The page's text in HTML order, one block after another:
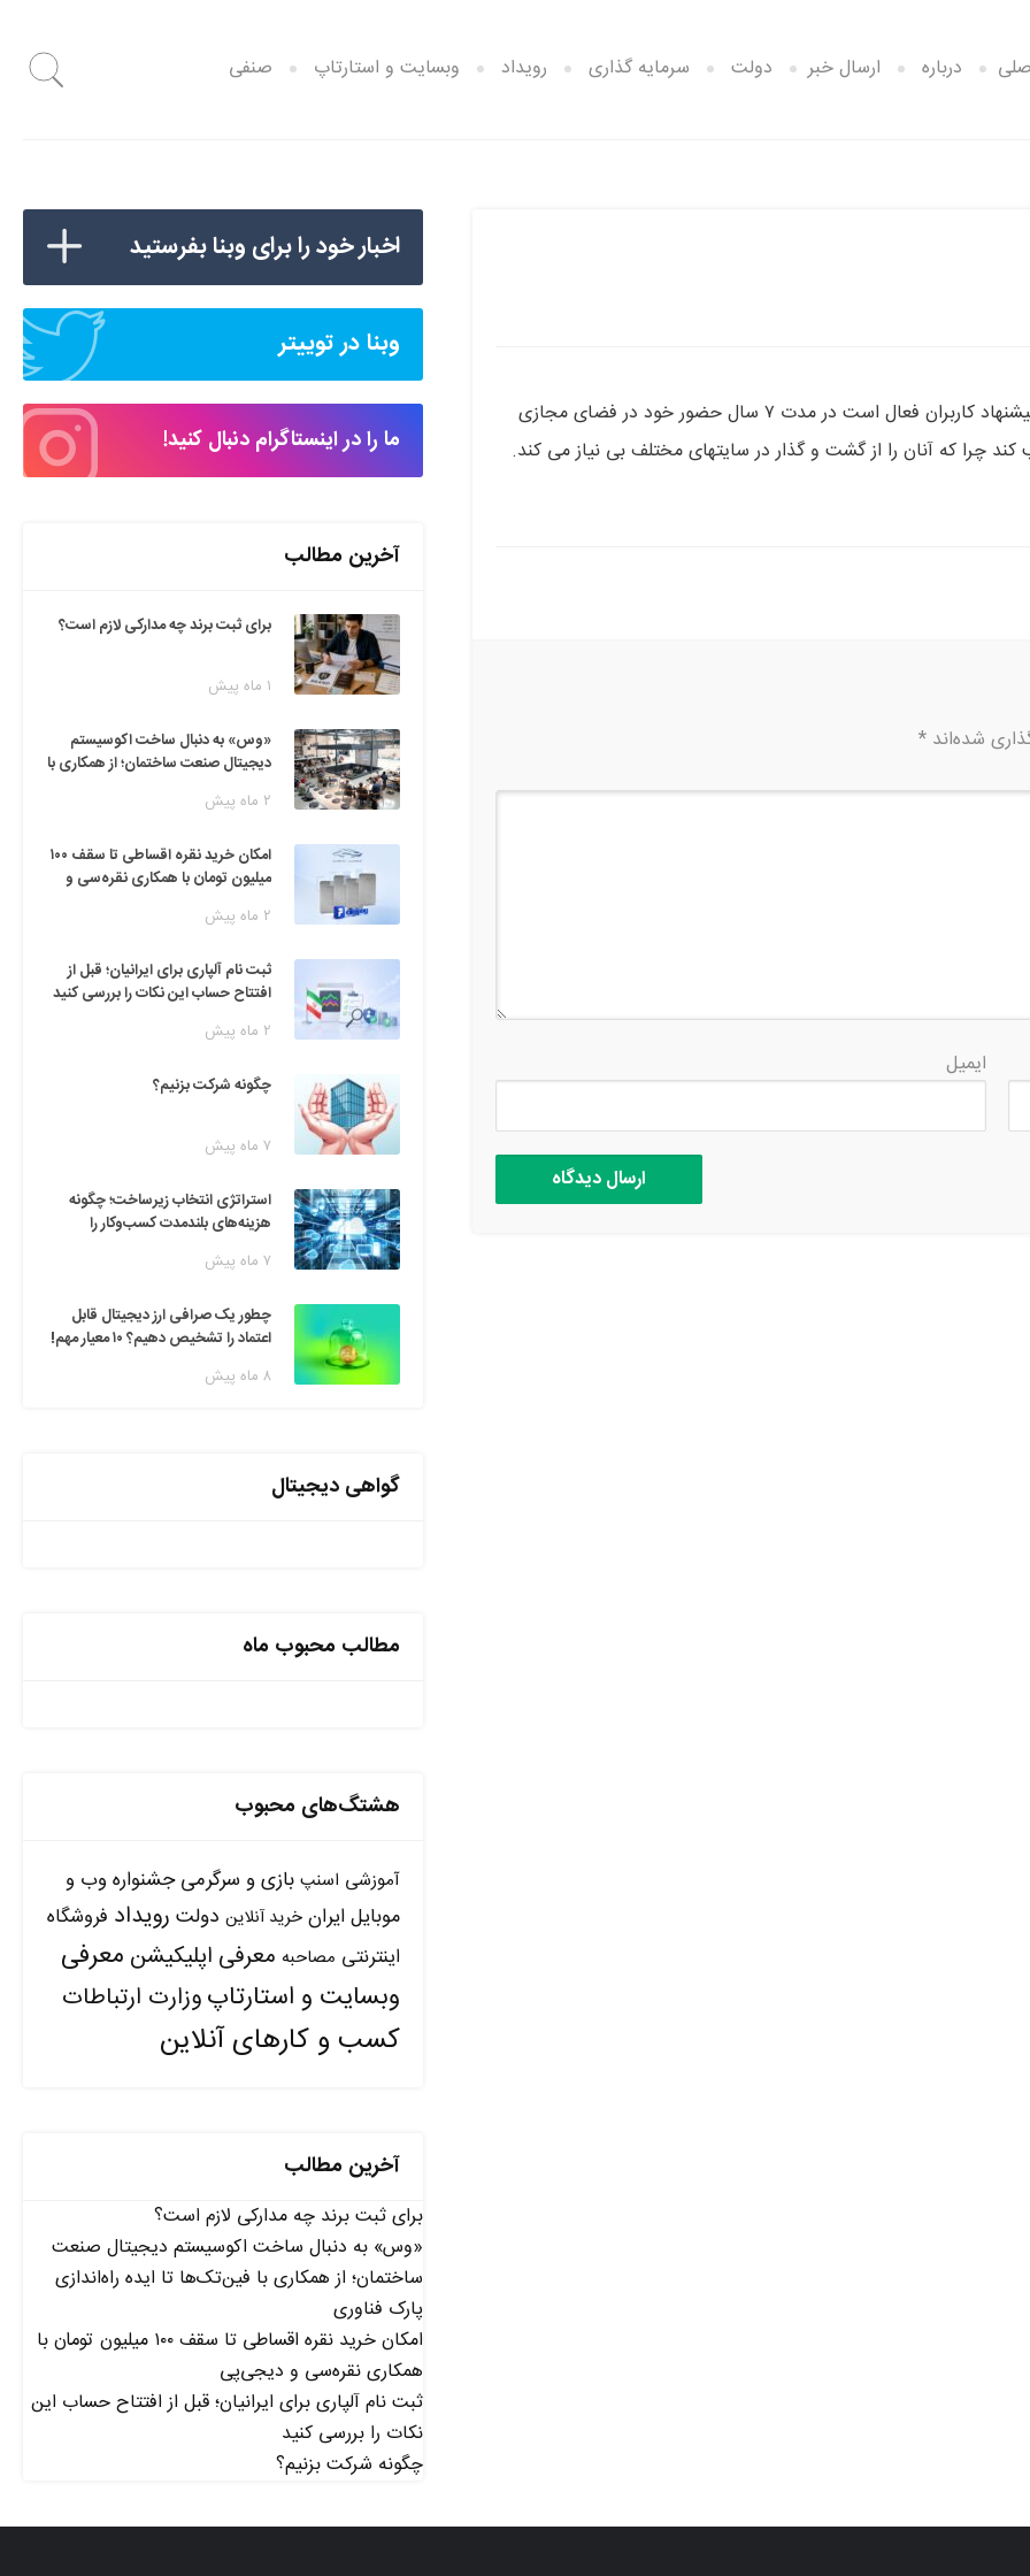
درباره ارسال خبر دولت سرمایه گذاری رویداد وبسایت و استارتاپ صنفی
این سایت که در زمینه گردآوری اخبار و مطالب جذاب بر اساس پیشنهاد کاربران فعال است در مدت ۷ سال حضور خود در فضای مجازی
کند چرا که آنان را از گشت و گذار در سایتهای مختلف بی نیاز می کند.
شده‌اند *
ایمیل
اخبار خود را برای وبنا بفرستید
وبنا در توییتر
ما را در اینستاگرام دنبال کنید!
آخرین مطالب
برای ثبت برند چه مدارکی لازم است؟
۱ ماه پیش
«وس» به دنبال ساخت اکوسیستم
دیجیتال صنعت ساختمان؛ از همکاری با
فناوری۲ ماه پیش
امکان خرید نقره اقساطی تا سقف ۱۰۰
میلیون تومان با همکاری نقره‌سی و
۲ ماه پیش
ثبت نام آلپاری برای ایرانیان؛ قبل از
افتتاح حساب این نکات را بررسی کنید
۲ ماه پیش
چگونه شرکت بزنیم؟
۷ ماه پیش
استراتژی انتخاب زیرساخت؛ چگونه
هزینه‌های بلندمدت کسب‌وکار را
۷ ماه پیش
چطور یک صرافی ارز دیجیتال قابل
اعتماد را تشخیص دهیم؟ ۱۰ معیار مهم!
۸ ماه پیش
گواهی دیجیتال
مطالب محبوب ماه
هشتگ‌های محبوب
آموزشی اسنپ بازی و سرگرمی جشنواره وب و
موبایل ایران خرید آنلاین دولت رویداد فروشگاه
اینترنتی مصاحبه معرفی اپلیکیشن معرفی
وبسایت و استارتاپوزارت ارتباطات
کسب و کارهای آنلاین
آخرین مطالب
برای ثبت برند چه مدارکی لازم است؟
«وس» به دنبال ساخت اکوسیستم دیجیتال صنعت
ساختمان؛ از همکاری با فین‌تک‌ها تا ایده راه‌اندازی
پارک فناوری
امکان خرید نقره اقساطی تا سقف ۱۰۰ میلیون تومان با
همکاری نقره‌سی و دیجی‌پی
ثبت نام آلپاری برای ایرانیان؛ قبل از افتتاح حساب این
نکات را بررسی کنید
چگونه شرکت بزنیم؟